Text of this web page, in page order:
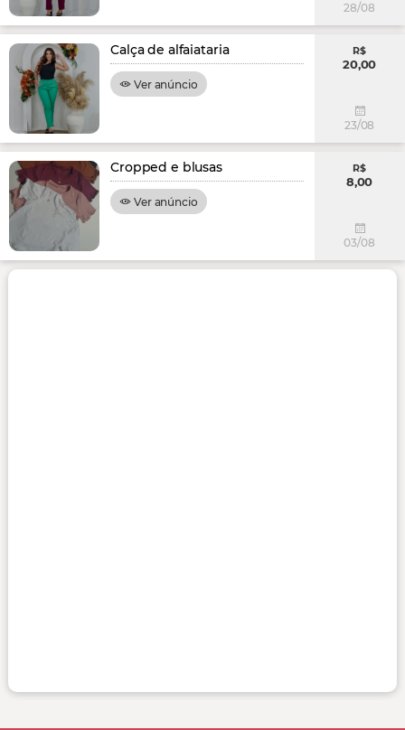
28/08
Calça de alfaiataria
Ver anúncio
R$
20,00
23/08
Cropped e blusas
Ver anúncio
R$
8,00
03/08